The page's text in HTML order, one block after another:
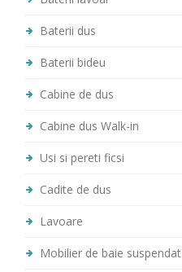
Baterii dus
Baterii bideu
Cabine de dus
Cabine dus Walk-in
Usi si pereti ficsi
Cadite de dus
Lavoare
Mobilier de baie suspendat